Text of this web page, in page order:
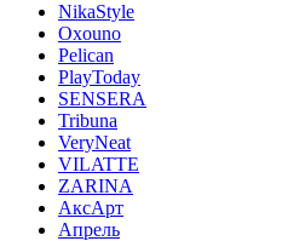
NikaStyle
Oxouno
Pelican
PlayToday
SENSERA
Tribuna
VeryNeat
VILATTE
ZARINA
АксАрт
Апрель